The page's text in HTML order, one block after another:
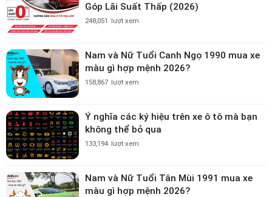
Góp Lãi Suất Thấp (2026)
248,051 lượt xem
Nam và Nữ Tuổi Canh Ngọ 1990 mua xe
màu gì hợp mệnh 2026?
158,867 lượt xem
Ý nghĩa các ký hiệu trên xe ô tô mà bạn
không thể bỏ qua
133,194 lượt xem
Nam và Nữ Tuổi Tân Mùi 1991 mua xe
màu gì hợp mệnh 2026?